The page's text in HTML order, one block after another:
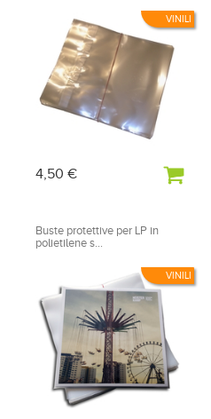
VINILI
4,50 €
VINILI
Buste protettive per LP in
polietilene s...